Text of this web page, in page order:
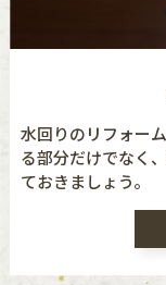
水回りのリフォー
る部分だけでなく
ておきましょう。